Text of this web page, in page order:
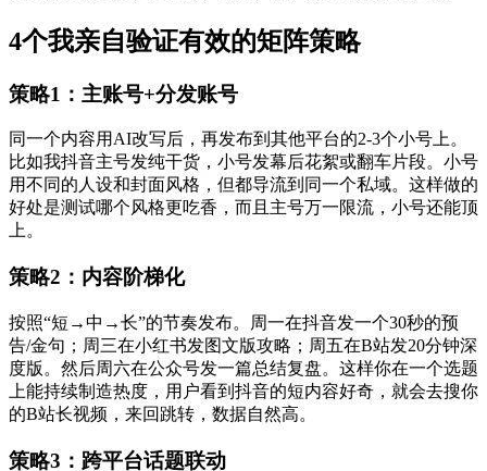
4个我亲自验证有效的矩阵策略
策略1：主账号+分发账号
同一个内容用AI改写后，再发布到其他平台的2-3个小号上。
比如我抖音主号发纯干货，小号发幕后花絮或翻车片段。小号
用不同的人设和封面风格，但都导流到同一个私域。这样做的
好处是测试哪个风格更吃香，而且主号万一限流，小号还能顶
上。
策略2：内容阶梯化
按照“短→中→长”的节奏发布。周一在抖音发一个30秒的预
告/金句；周三在小红书发图文版攻略；周五在B站发20分钟深
度版。然后周六在公众号发一篇总结复盘。这样你在一个选题
上能持续制造热度，用户看到抖音的短内容好奇，就会去搜你
的B站长视频，来回跳转，数据自然高。
策略3：跨平台话题联动